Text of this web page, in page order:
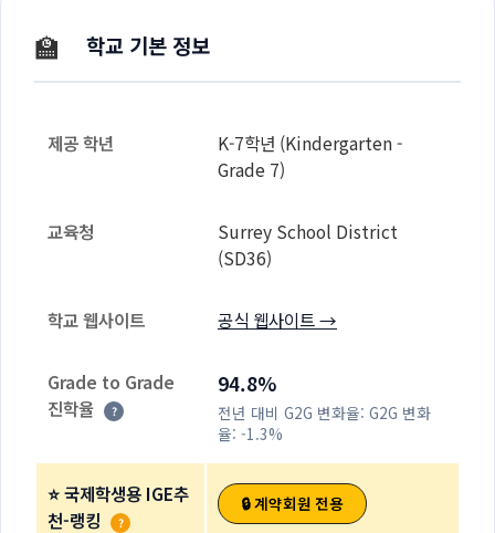
🏫 학교 기본 정보
제공 학년
K-7학년 (Kindergarten -
Grade 7)
교육청
Surrey School District
(SD36)
학교 웹사이트 공식 웹사이트 →
Grade to Grade
진학율
?
94.8%
전년 대비 G2G 변화율: G2G 변화
율: -1.3%
⭐ 국제학생용 IGE추
천-랭킹
?
🔒 계약회원 전용